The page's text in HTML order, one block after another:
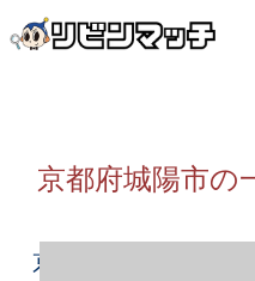
京都府城陽市の
京都府城陽市の一戸